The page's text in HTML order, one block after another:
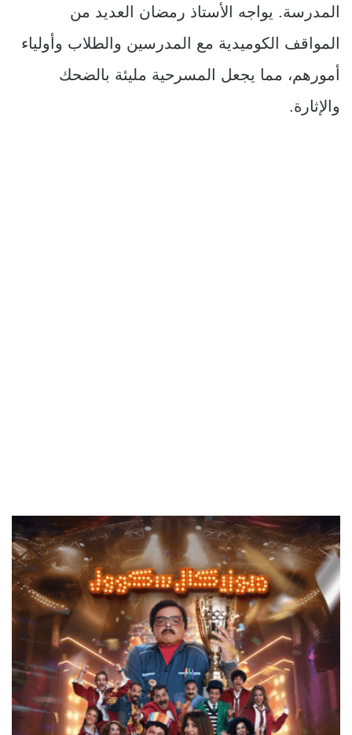
المدرسة. يواجه الأستاذ رمضان العديد من
المواقف الكوميدية مع المدرسين والطلاب وأولياء
أمورهم، مما يجعل المسرحية مليئة بالضحك
والإثارة.